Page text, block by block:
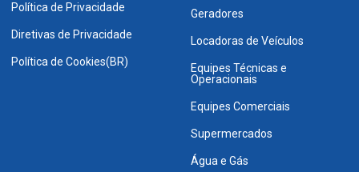
Política de Privacidade
Diretivas de Privacidade
Política de Cookies(BR)
Geradores
Locadoras de Veículos
Equipes Técnicas e
Operacionais
Equipes Comerciais
Supermercados
Água e Gás